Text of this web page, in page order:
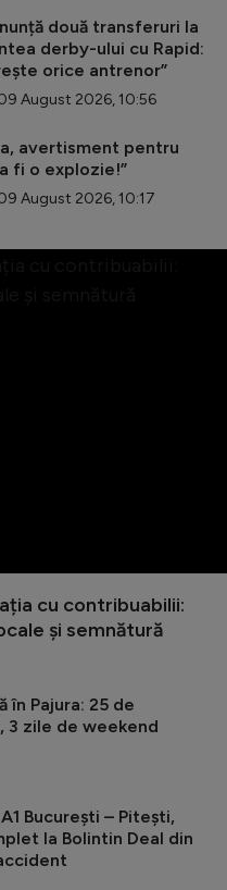
două transferuri la
derby-ului cu Rapid:
orice antrenor”
August 2026, 10:56
avertisment pentru
fi o explozie!”
August 2026, 10:17
cu contribuabilii:
și semnătură
în Pajura: 25 de
3 zile de weekend
București – Pitești,
la Bolintin Deal din